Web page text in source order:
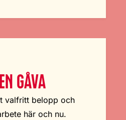
GÅVA
valfritt belopp och
här och nu.